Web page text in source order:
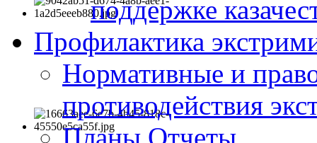
поддержке
Профилактика
Нормативные и
противодействия
Планы Отчеты